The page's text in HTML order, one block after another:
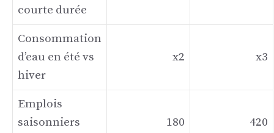
courte durée
Consommation
d’eau en été vs
hiver
x2 x3
Emplois
saisonniers
180 420